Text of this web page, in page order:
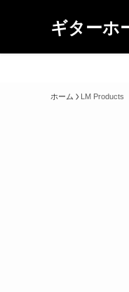
ギターホ
ホーム LM Products